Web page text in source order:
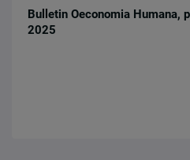
Bulletin Oeconomia Humana,
2025